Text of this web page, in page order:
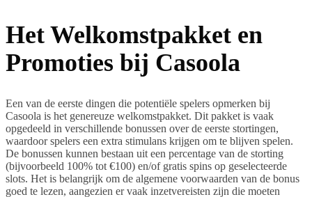
Het Welkomstpakket en
Promoties bij Casoola
Een van de eerste dingen die potentiële spelers opmerken bij
Casoola is het genereuze welkomstpakket. Dit pakket is vaak
opgedeeld in verschillende bonussen over de eerste stortingen,
waardoor spelers een extra stimulans krijgen om te blijven spelen.
De bonussen kunnen bestaan uit een percentage van de storting
(bijvoorbeeld 100% tot €100) en/of gratis spins op geselecteerde
slots. Het is belangrijk om de algemene voorwaarden van de bonus
goed te lezen, aangezien er vaak inzetvereisten zijn die moeten